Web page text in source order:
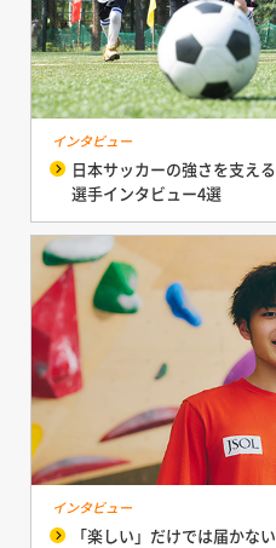
インタビュー
日本サッカーの強さを支え
選手インタビュー4選
インタビュー
「楽しい」だけでは届かな